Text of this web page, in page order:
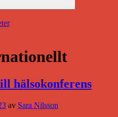
hälsokonferens
av Sara Nilsson